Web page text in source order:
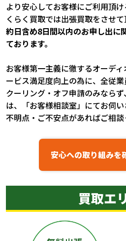
より安心してお客様にご利用頂
くらく買取では出張買取をさせて
約日含め8日間以内のお申し出に
ております。
お客様第一主義に徹するオーデ
ービス満足度向上の為に、全従業
クーリング・オフ申請のみなら
は、「お客様相談室」にてお伺
不明点・ご不安点があればご相談
安心への取り組みを
買取エ